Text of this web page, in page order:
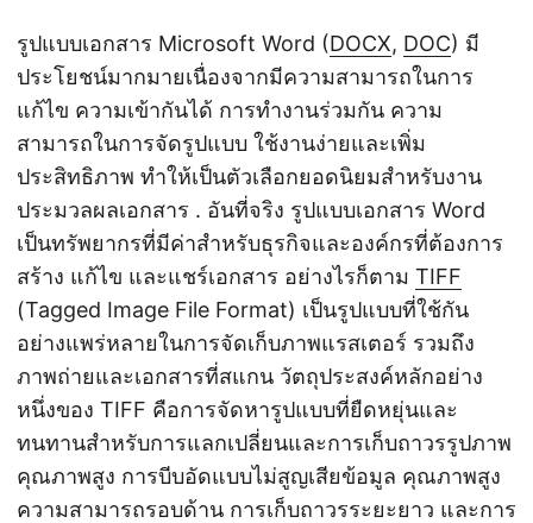
รูปแบบเอกสาร Microsoft Word (DOCX, DOC) มี
ประโยชน์มากมายเนื่องจากมีความสามารถในการ
แก้ไข ความเข้ากันได้ การทำงานร่วมกัน ความ
สามารถในการจัดรูปแบบ ใช้งานง่ายและเพิ่ม
ประสิทธิภาพ ทำให้เป็นตัวเลือกยอดนิยมสำหรับงาน
ประมวลผลเอกสาร . อันที่จริง รูปแบบเอกสาร Word
เป็นทรัพยากรที่มีค่าสำหรับธุรกิจและองค์กรที่ต้องการ
สร้าง แก้ไข และแชร์เอกสาร อย่างไรก็ตาม TIFF
(Tagged Image File Format) เป็นรูปแบบที่ใช้กัน
อย่างแพร่หลายในการจัดเก็บภาพแรสเตอร์ รวมถึง
ภาพถ่ายและเอกสารที่สแกน วัตถุประสงค์หลักอย่าง
หนึ่งของ TIFF คือการจัดหารูปแบบที่ยืดหยุ่นและ
ทนทานสำหรับการแลกเปลี่ยนและการเก็บถาวรรูปภาพ
คุณภาพสูง การบีบอัดแบบไม่สูญเสียข้อมูล คุณภาพสูง
ความสามารถรอบด้าน การเก็บถาวรระยะยาว และการ